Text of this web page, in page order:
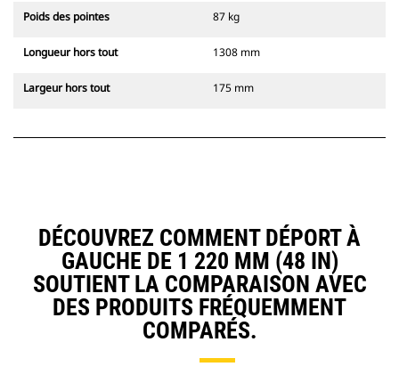
Poids des pointes 87 kg
Longueur hors tout 1308 mm
Largeur hors tout 175 mm
DÉCOUVREZ COMMENT DÉPORT À
GAUCHE DE 1 220 MM (48 IN)
SOUTIENT LA COMPARAISON AVEC
DES PRODUITS FRÉQUEMMENT
COMPARÉS.